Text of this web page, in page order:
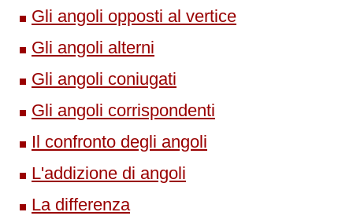
Gli angoli opposti al vertice
Gli angoli alterni
Gli angoli coniugati
Gli angoli corrispondenti
Il confronto degli angoli
L'addizione di angoli
La differenza